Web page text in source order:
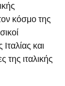
κόσμο της
και
της ιταλικής